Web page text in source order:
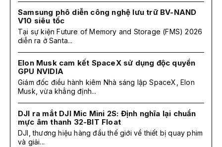
Samsung phô diễn công nghệ lưu trữ BV-NAND
V10 siêu tốc
Tại sự kiện Future of Memory and Storage (FMS) 2026
diễn ra ở Santa...
Elon Musk cam kết SpaceX sử dụng độc quyền
GPU NVIDIA
Giám đốc điều hành kiêm Nhà sáng lập SpaceX, Elon
Musk, vừa khẳng định...
DJI ra mắt DJI Mic Mini 2S: Định nghĩa lại chuẩn
mực âm thanh 32-BIT Float
DJI, thương hiệu hàng đầu thế giới về thiết bị quay phim
và giải...